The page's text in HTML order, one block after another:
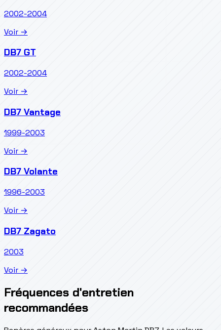
2002-2004
Voir →
DB7 GT
2002-2004
Voir →
DB7 Vantage
1999-2003
Voir →
DB7 Volante
1996-2003
Voir →
DB7 Zagato
2003
Voir →
Fréquences d'entretien
recommandées